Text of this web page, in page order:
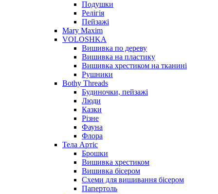
Подушки
Релігія
Пейзажі
Mary Maxim
VOLOSHKA
Вишивка по дереву
Вишивка на пластику
Вишивка хрестиком на тканині
Рушники
Bothy Threads
Будиночки, пейзажі
Люди
Казки
Різне
Фауна
Флора
Тела Артіс
Брошки
Вишивка хрестиком
Вишивка бісером
Схеми для вишивання бісером
Папертоль